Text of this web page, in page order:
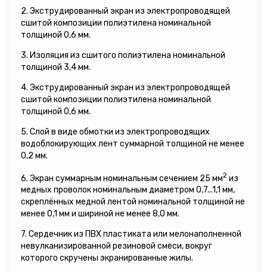
2. Экструдированный экран из электропроводящей
сшитой композиции полиэтилена номинальной
толщиной 0,6 мм.
3. Изоляция из сшитого полиэтилена номинальной
толщиной 3,4 мм.
4. Экструдированный экран из электропроводящей
сшитой композиции полиэтилена номинальной
толщиной 0,6 мм.
5. Слой в виде обмотки из электропроводящих
водоблокирующих лент суммарной толщиной не менее
0,2 мм.
6. Экран суммарным номинальным сечением 25 мм2 из
медных проволок номинальным диаметром 0,7...1,1 мм,
скреплённых медной лентой номинальной толщиной не
менее 0,1 мм и шириной не менее 8,0 мм.
7. Сердечник из ПВХ пластиката или мелонаполненной
невулканизированной резиновой смеси, вокруг
которого скручены экранированные жилы.